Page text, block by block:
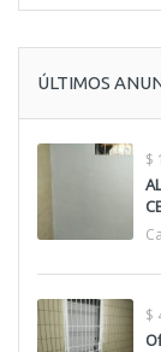
ÚLTIMOS
$
$